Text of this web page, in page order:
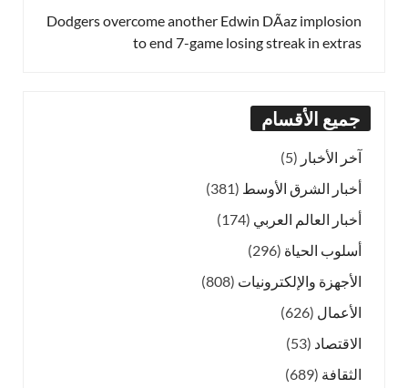
Dodgers overcome another Edwin DÃ­az implosion
to end 7-game losing streak in extras
جميع الأقسام
آخر الأخبار (5)
أخبار الشرق الأوسط (381)
أخبار العالم العربي (174)
أسلوب الحياة (296)
الأجهزة والإلكترونيات (808)
الأعمال (626)
الاقتصاد (53)
الثقافة (689)